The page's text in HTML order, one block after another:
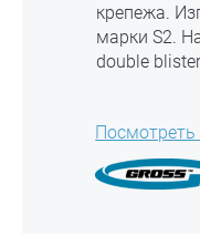
крепежа.
марки S2.
double
Посмотреть